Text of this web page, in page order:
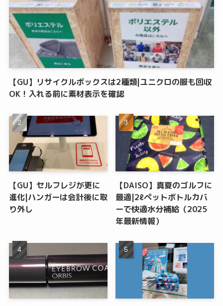
【GU】リサイクルボックスは2種類|ユニクロの服も回収
OK！入れる前に素材表示を確認
【GU】セルフレジが更に
進化|ハンガーは会計後に取
り外し
【DAISO】真夏のゴルフに
最適|2ℓペットボトルカバ
ーで快適水分補給（2025
年最新情報）